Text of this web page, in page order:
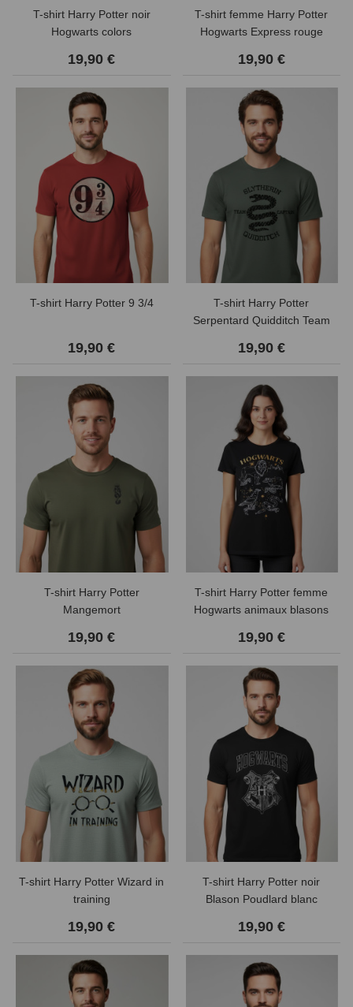
T-shirt Harry Potter noir
Hogwarts colors
19,90 €
T-shirt femme Harry Potter
Hogwarts Express rouge
19,90 €
T-shirt Harry Potter 9 3/4
19,90 €
T-shirt Harry Potter
Serpentard Quidditch Team
19,90 €
T-shirt Harry Potter
Mangemort
19,90 €
T-shirt Harry Potter femme
Hogwarts animaux blasons
19,90 €
T-shirt Harry Potter Wizard in
training
19,90 €
T-shirt Harry Potter noir
Blason Poudlard blanc
19,90 €